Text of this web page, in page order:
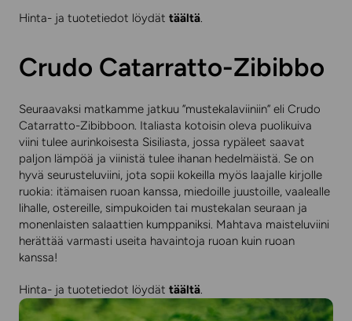
Hinta- ja tuotetiedot löydät täältä.
Crudo Catarratto-Zibibbo
Seuraavaksi matkamme jatkuu ”mustekalaviiniin” eli Crudo
Catarratto-Zibibboon. Italiasta kotoisin oleva puolikuiva
viini tulee aurinkoisesta Sisiliasta, jossa rypäleet saavat
paljon lämpöä ja viinistä tulee ihanan hedelmäistä. Se on
hyvä seurusteluviini, jota sopii kokeilla myös laajalle kirjolle
ruokia: itämaisen ruoan kanssa, miedoille juustoille, vaalealle
lihalle, ostereille, simpukoiden tai mustekalan seuraan ja
monenlaisten salaattien kumppaniksi. Mahtava maisteluviini
herättää varmasti useita havaintoja ruoan kuin ruoan
kanssa!
Hinta- ja tuotetiedot löydät täältä.